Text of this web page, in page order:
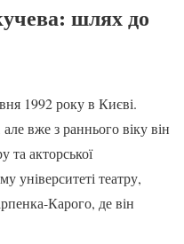
шлях до
1992 року в Києві.
вже з раннього віку він
та акторської
університеті театру,
Карого, де він